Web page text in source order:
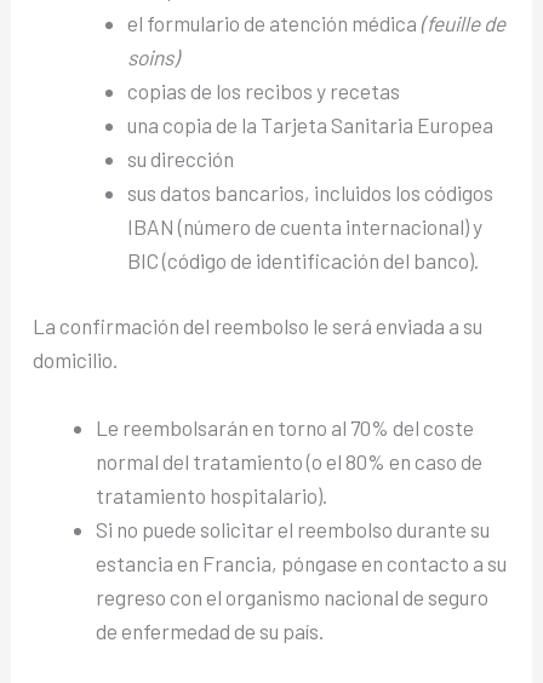
el formulario de atención médica (feuille de
soins)
copias de los recibos y recetas
una copia de la Tarjeta Sanitaria Europea
su dirección
sus datos bancarios, incluidos los códigos
IBAN (número de cuenta internacional) y
BIC (código de identificación del banco).
La confirmación del reembolso le será enviada a su
domicilio.
Le reembolsarán en torno al 70% del coste
normal del tratamiento (o el 80% en caso de
tratamiento hospitalario).
Si no puede solicitar el reembolso durante su
estancia en Francia, póngase en contacto a su
regreso con el organismo nacional de seguro
de enfermedad de su país.